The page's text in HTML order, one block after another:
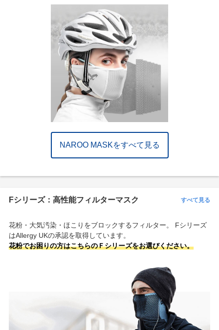
NAROO MASKをすべて見る
Fシリーズ：高性能フィルターマスク すべて見る
花粉・大気汚染・ほこりをブロックするフィルター。 Fシリーズ
はAllergy UKの承認を取得しています。
花粉でお困りの方はこちらのＦシリーズをお選びください。